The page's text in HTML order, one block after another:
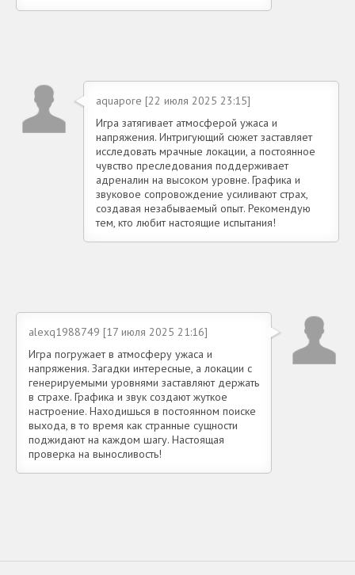
aquapore [22 июля 2025 23:15]
Игра затягивает атмосферой ужаса и
напряжения. Интригующий сюжет заставляет
исследовать мрачные локации, а постоянное
чувство преследования поддерживает
адреналин на высоком уровне. Графика и
звуковое сопровождение усиливают страх,
создавая незабываемый опыт. Рекомендую
тем, кто любит настоящие испытания!
alexq1988749 [17 июля 2025 21:16]
Игра погружает в атмосферу ужаса и
напряжения. Загадки интересные, а локации с
генерируемыми уровнями заставляют держать
в страхе. Графика и звук создают жуткое
настроение. Находишься в постоянном поиске
выхода, в то время как странные сущности
поджидают на каждом шагу. Настоящая
проверка на выносливость!